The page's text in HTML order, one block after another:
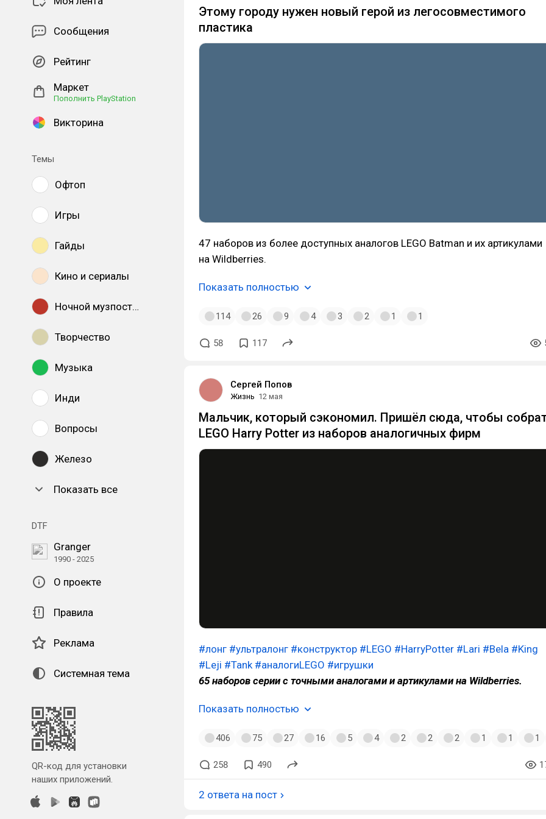
Сообщения
Рейтинг
Маркет
Пополнить PlayStation
Викторина
Темы
Офтоп
Игры
Гайды
Кино и сериалы
Ночной музпостинг
Творчество
Музыка
Инди
Вопросы
Железо
Показать все
DTF
Granger
1990 - 2025
О проекте
Правила
Реклама
Системная тема
QR-код для установки
наших приложений.
Этому городу нужен новый герой из легосовместимого
пластика
47 наборов из более доступных аналогов LEGO Batman и их артикулами
на Wildberries.
Показать полностью
114 26 9 4 3 2 1 1
58 117
Сергей Попов
Жизнь 12 мая
Мальчик, который сэкономил. Пришёл сюда, чтобы
LEGO Harry Potter из наборов аналогичных фирм
#лонг #ультралонг #конструктор #LEGO #HarryPotter #Lari #Bela #King
#Leji #Tank #аналогиLEGO #игрушки
65 наборов серии с точными аналогами и артикулами на Wildberries.
Показать полностью
406 75 27 16 5 4 2 2 2 1 1 1
258 490
2 ответа на пост